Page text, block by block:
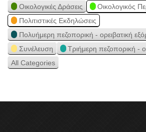
Οικολογικές Δράσεις
Οικολογικός
Πολιτιστικές Εκδηλώσεις
Πολυήμερη πεζοπορική - ορειβατική
Συνέλευση
Τριήμερη πεζοπορική -
All Categories